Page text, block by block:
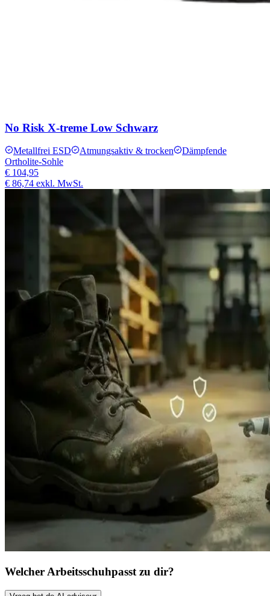
No Risk X-treme Low Schwarz
Metallfrei ESD Atmungsaktiv & trocken
Dämpfende
Ortholite-Sohle
€ 104,95
€ 86,74 exkl. MwSt.
Welcher Arbeitsschuhpasst zu dir?